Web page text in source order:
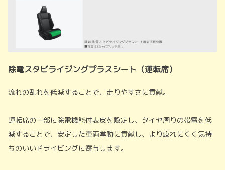
除電スタビライジングプラスシート（運転席）
流れの乱れを低減することで、走りやすさに貢献。
運転席の一部に除電機能付表皮を設定し、タイヤ周りの帯電を低
減することで、安定した車両挙動に貢献し、より疲れにくく気持
ちのいいドライビングに寄与します。